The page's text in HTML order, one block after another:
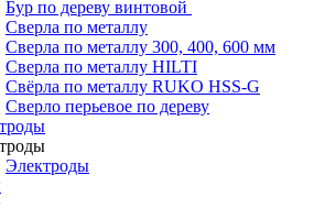
Бур по дереву винтовой
Сверла по металлу
Сверла по металлу 300, 400, 600 мм
Сверла по металлу HILTI
Свёрла по металлу RUKO HSS-G
Сверло перьевое по дереву
Электроды